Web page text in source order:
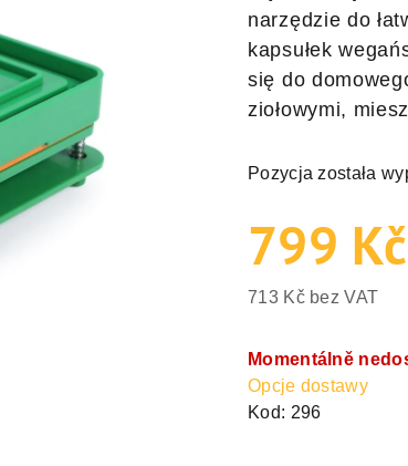
narzędzie do
kapsułek
się do
ziołowymi,
Pozycja została
799 Kč
713 Kč bez VAT
jednostkowa:
Momentálně
Opcje dostawy
Kod: 296